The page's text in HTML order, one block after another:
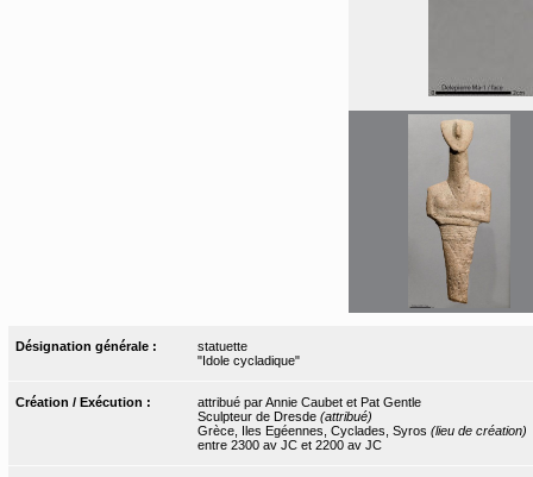
Désignation générale :
statuette
"Idole cycladique"
Création / Exécution :
attribué par Annie Caubet et Pat Gentle
Sculpteur de Dresde (attribué)
Grèce, Iles Egéennes, Cyclades, Syros (lieu de création)
entre 2300 av JC et 2200 av JC